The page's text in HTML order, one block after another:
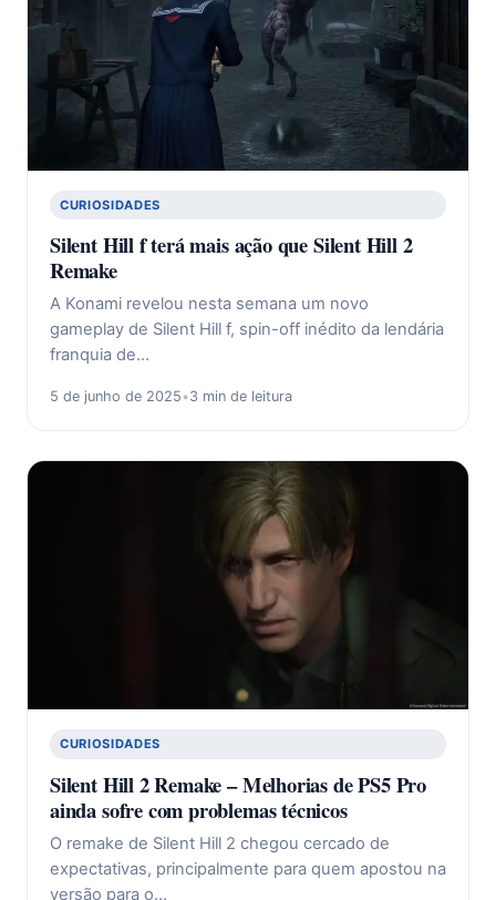
CURIOSIDADES
Silent Hill f terá mais ação que Silent Hill 2
Remake
A Konami revelou nesta semana um novo
gameplay de Silent Hill f, spin-off inédito da lendária
franquia de…
5 de junho de 2025•3 min de leitura
CURIOSIDADES
Silent Hill 2 Remake – Melhorias de PS5 Pro
ainda sofre com problemas técnicos
O remake de Silent Hill 2 chegou cercado de
expectativas, principalmente para quem apostou na
versão para o…